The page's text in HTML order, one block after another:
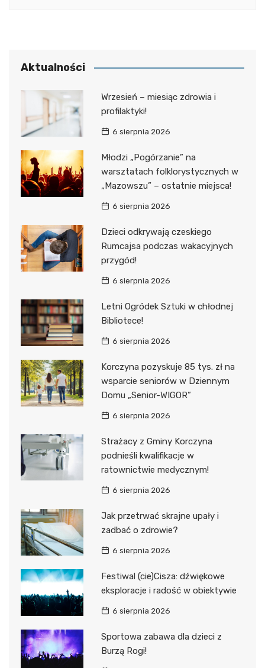
Aktualności
Wrzesień – miesiąc zdrowia i
profilaktyki!
6 sierpnia 2026
Młodzi „Pogórzanie” na
warsztatach folklorystycznych w
„Mazowszu” – ostatnie miejsca!
6 sierpnia 2026
Dzieci odkrywają czeskiego
Rumcajsa podczas wakacyjnych
przygód!
6 sierpnia 2026
Letni Ogródek Sztuki w chłodnej
Bibliotece!
6 sierpnia 2026
Korczyna pozyskuje 85 tys. zł na
wsparcie seniorów w Dziennym
Domu „Senior-WIGOR”
6 sierpnia 2026
Strażacy z Gminy Korczyna
podnieśli kwalifikacje w
ratownictwie medycznym!
6 sierpnia 2026
Jak przetrwać skrajne upały i
zadbać o zdrowie?
6 sierpnia 2026
Festiwal (cie)Cisza: dźwiękowe
eksploracje i radość w obiektywie
6 sierpnia 2026
Sportowa zabawa dla dzieci z
Burzą Rogi!